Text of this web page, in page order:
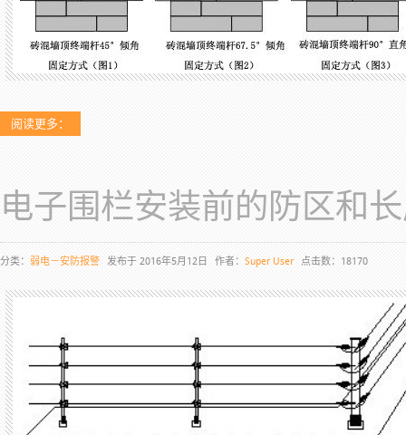
阅读更多：
电子围栏安装前的防区和
分类： 弱电－安防报警 发布于 2016年5月12日 作者： Super User 点击数：18170